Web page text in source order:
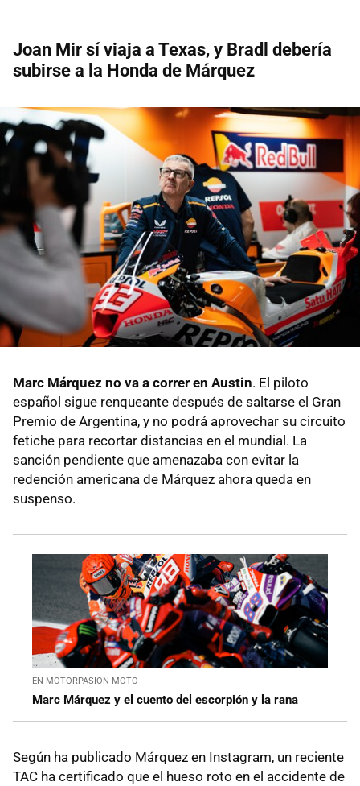
Joan Mir sí viaja a Texas, y Bradl debería
subirse a la Honda de Márquez
Marc Márquez no va a correr en Austin. El piloto
español sigue renqueante después de saltarse el Gran
Premio de Argentina, y no podrá aprovechar su circuito
fetiche para recortar distancias en el mundial. La
sanción pendiente que amenazaba con evitar la
redención americana de Márquez ahora queda en
suspenso.
EN MOTORPASION MOTO
Marc Márquez y el cuento del escorpión y la rana
Según ha publicado Márquez en Instagram, un reciente
TAC ha certificado que el hueso roto en el accidente de